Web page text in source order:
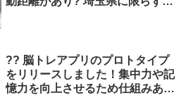
すると あなたの家の子かもしれ
ません❗高齢者への口コミも ↙
?? 脳トレアプリのプロトタイプ
をリリースしました！集中力や記
憶力を向上させるため仕組みあり